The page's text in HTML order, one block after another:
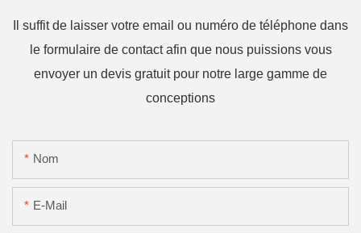
Il suffit de laisser votre email ou numéro de téléphone dans
le formulaire de contact afin que nous puissions vous
envoyer un devis gratuit pour notre large gamme de
conceptions
Nom
E-Mail